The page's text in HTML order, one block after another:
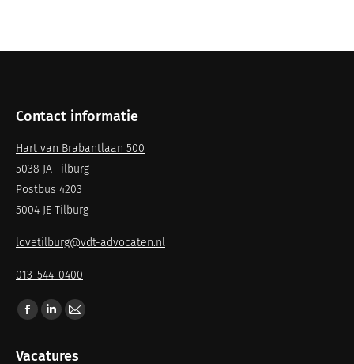
Contact informatie
Hart van Brabantlaan 500
5038 JA Tilburg
Postbus 4203
5004 JE Tilburg
lovetilburg@vdt-advocaten.nl
013-544-0400
Vind ons op:
Vacatures